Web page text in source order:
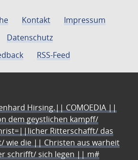
Kontakt
Impressum
Datenschutz
RSS-Feed
Hirsing.|| COMOEDIA ||
dem geystlichen kampff/
Ritterschafft/ das
wie die || Christen aus warheit
schrifft/ sich legen || m#